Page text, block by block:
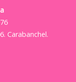
Carabanchel.